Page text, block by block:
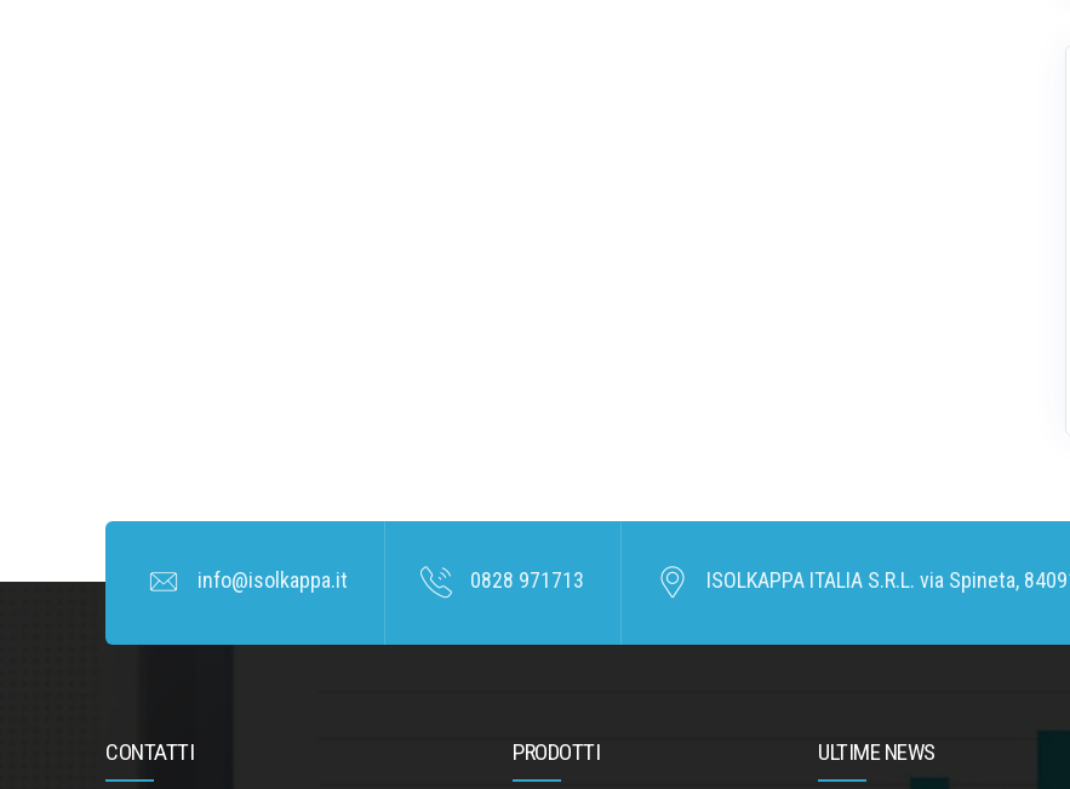
info@isolkappa.it 0828 971713 ISOLKAPPA ITALIA S.R.L. via Spineta,
CONTATTI PRODOTTI ULTIME NEWS